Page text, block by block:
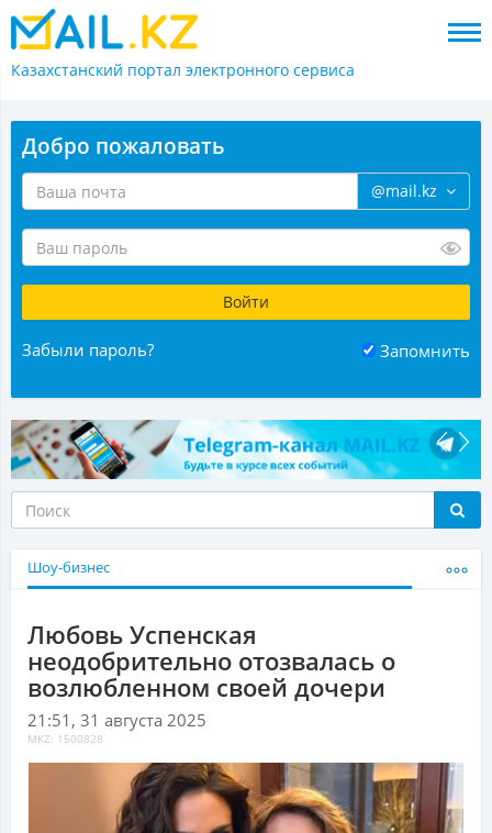
Казахстанский портал электронного сервиса
Добро пожаловать
@mail.kz
Забыли пароль? Запомнить
Шоу-бизнес
Любовь Успенская
неодобрительно отозвалась о
возлюбленном своей дочери
21:51, 31 августа 2025
MKZ: 1500828